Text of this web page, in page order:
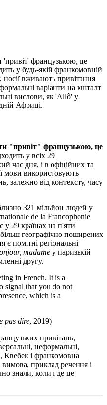
'привіт' французькою, це
у будь-якій франкомовній
носії вживають привітання
варіанти на кшталт
вислови, як 'Allô' у
Африці.
"привіт" французькою, це
у всіх 29
час дня, і в офіційних та
мови використовують
залежно від контексту, часу
321 мільйон людей у
de la Francophonie
у 29 країнах на п'яти
географічно поширених
є помітні регіональні
madame у паризькій
другу.
in French. It is a
signal that you do not
which is a
pas dire, 2019)
привітань,
неформальні,
Квебек і франкомовна
приклад речення і
знали, коли і де це